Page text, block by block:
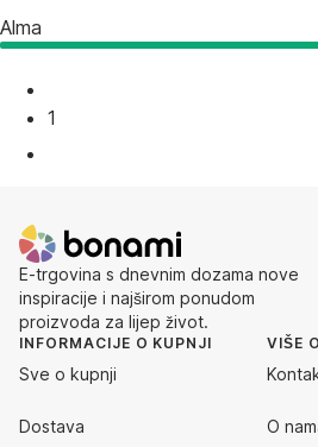
Alma
1
E-trgovina s dnevnim dozama nove
inspiracije i najširom ponudom
proizvoda za lijep život.
INFORMACIJE O KUPNJI
Sve o kupnji
Dostava
VIŠE
O